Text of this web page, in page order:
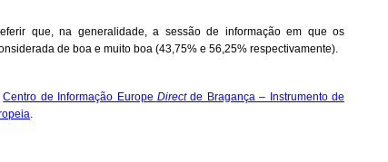
que, na generalidade, a sessão de informação em que os
de boa e muito boa (43,75% e 56,25% respectivamente).
Centro de Informação Europe Directde Bragança – Instrumento de
.